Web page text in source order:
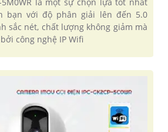
bạn với độ phân giải lên đến 5.0
sắc nét, chất lượng không giảm mà
công nghệ IP Wifi